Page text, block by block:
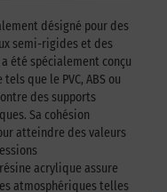
désigné pour des
semi-rigides et des
été spécialement conçu
que le PVC, ABS ou
des supports
Sa cohésion
atteindre des valeurs
acrylique assure
atmosphériques telles